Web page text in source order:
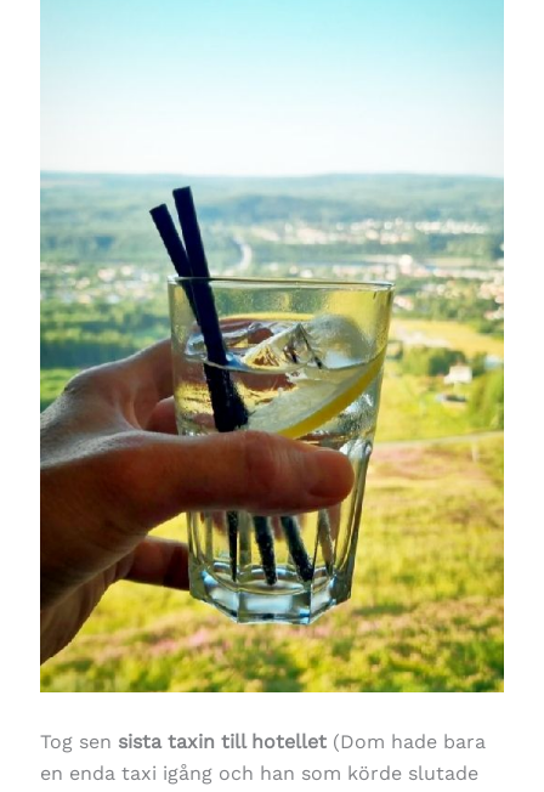
Tog sen sista taxin till hotellet (Dom hade bara
en enda taxi igång och han som körde slutade